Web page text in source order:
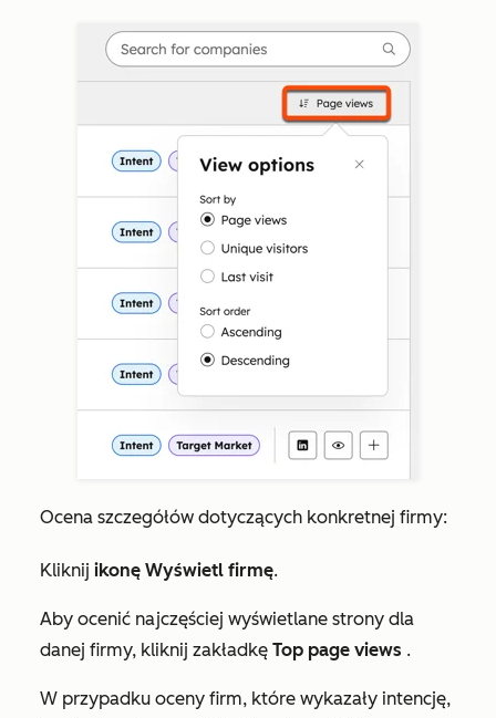
Ocena szczegółów dotyczących konkretnej firmy:
Kliknij ikonę Wyświetl firmę.
Aby ocenić najczęściej wyświetlane strony dla
danej firmy, kliknij zakładkę Top page views .
W przypadku oceny firm, które wykazały intencję,